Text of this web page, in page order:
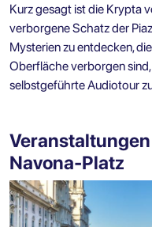
Kurz gesagt ist die Krypta
verborgene Schatz der
Mysterien zu entdecken,
Oberfläche verborgen sind,
selbstgeführte Audiotour
Navona-Platz